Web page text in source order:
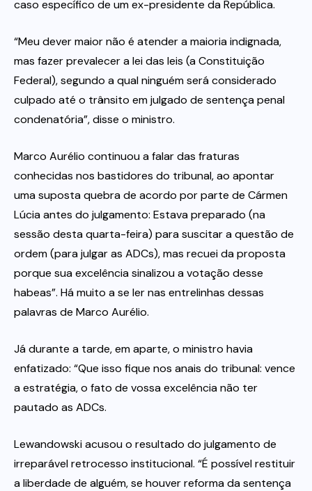
caso específico de um ex-presidente da República.
“Meu dever maior não é atender a maioria indignada,
mas fazer prevalecer a lei das leis (a Constituição
Federal), segundo a qual ninguém será considerado
culpado até o trânsito em julgado de sentença penal
condenatória”, disse o ministro.
Marco Aurélio continuou a falar das fraturas
conhecidas nos bastidores do tribunal, ao apontar
uma suposta quebra de acordo por parte de Cármen
Lúcia antes do julgamento: Estava preparado (na
sessão desta quarta-feira) para suscitar a questão de
ordem (para julgar as ADCs), mas recuei da proposta
porque sua excelência sinalizou a votação desse
habeas”. Há muito a se ler nas entrelinhas dessas
palavras de Marco Aurélio.
Já durante a tarde, em aparte, o ministro havia
enfatizado: “Que isso fique nos anais do tribunal: vence
a estratégia, o fato de vossa excelência não ter
pautado as ADCs.
Lewandowski acusou o resultado do julgamento de
irreparável retrocesso institucional. “É possível restituir
a liberdade de alguém, se houver reforma da sentença